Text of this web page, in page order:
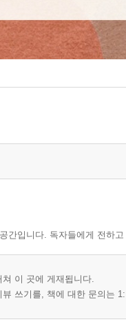
간입니다. 독자들에게 전하
이 곳에 게재됩니다.
쓰기를, 책에 대한 문의는